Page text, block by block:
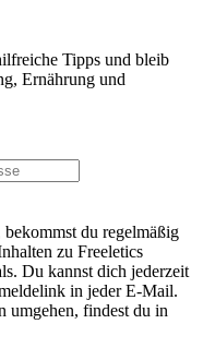
Tipps und bleib
Ernährung und
du regelmäßig
zu Freeletics
Du kannst dich jederzeit
in jeder E-Mail.
umgehen, findest du in